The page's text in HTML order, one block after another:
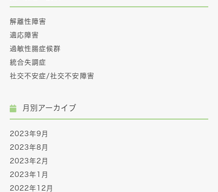
解離性障害
適応障害
過敏性腸症候群
統合失調症
社交不安症/社交不安障害
月別アーカイブ
2023年9月
2023年8月
2023年2月
2023年1月
2022年12月